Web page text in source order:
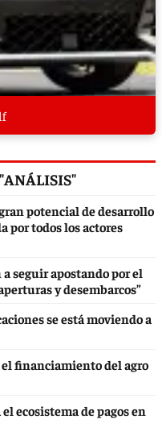
potencial de desarrollo
por todos los actores
seguir apostando por el
y desembarcos”
se está moviendo a
financiamiento del agro
ecosistema de pagos en